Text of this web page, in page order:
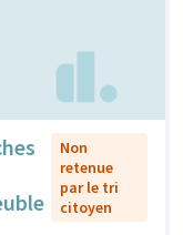
Non
retenue
par le tri
citoyen